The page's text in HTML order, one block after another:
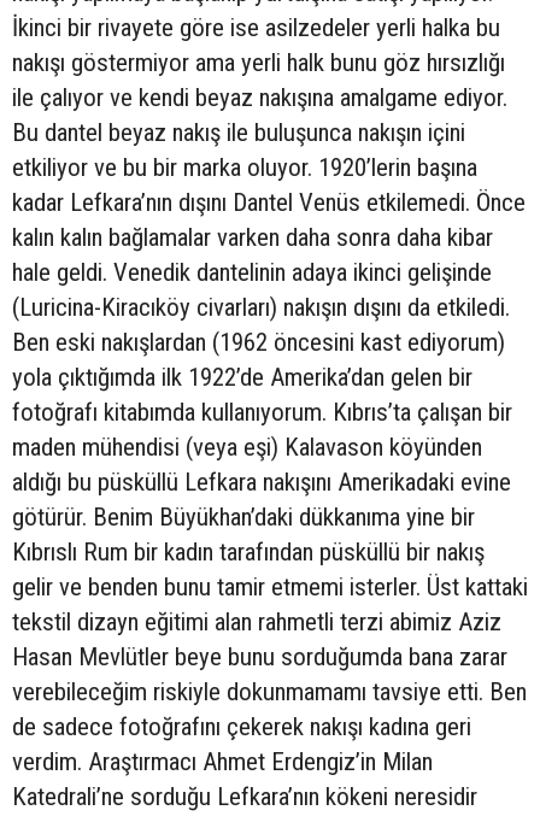
İkinci bir rivayete göre ise asilzedeler yerli halka bu
nakışı göstermiyor ama yerli halk bunu göz hırsızlığı
ile çalıyor ve kendi beyaz nakışına amalgame ediyor.
Bu dantel beyaz nakış ile buluşunca nakışın içini
etkiliyor ve bu bir marka oluyor. 1920’lerin başına
kadar Lefkara’nın dışını Dantel Venüs etkilemedi. Önce
kalın kalın bağlamalar varken daha sonra daha kibar
hale geldi. Venedik dantelinin adaya ikinci gelişinde
(Luricina-Kiracıköy civarları) nakışın dışını da etkiledi.
Ben eski nakışlardan (1962 öncesini kast ediyorum)
yola çıktığımda ilk 1922’de Amerika’dan gelen bir
fotoğrafı kitabımda kullanıyorum. Kıbrıs’ta çalışan bir
maden mühendisi (veya eşi) Kalavason köyünden
aldığı bu püsküllü Lefkara nakışını Amerikadaki evine
götürür. Benim Büyükhan’daki dükkanıma yine bir
Kıbrıslı Rum bir kadın tarafından püsküllü bir nakış
gelir ve benden bunu tamir etmemi isterler. Üst kattaki
tekstil dizayn eğitimi alan rahmetli terzi abimiz Aziz
Hasan Mevlütler beye bunu sorduğumda bana zarar
verebileceğim riskiyle dokunmamamı tavsiye etti. Ben
de sadece fotoğrafını çekerek nakışı kadına geri
verdim. Araştırmacı Ahmet Erdengiz’in Milan
Katedrali’ne sorduğu Lefkara’nın kökeni neresidir